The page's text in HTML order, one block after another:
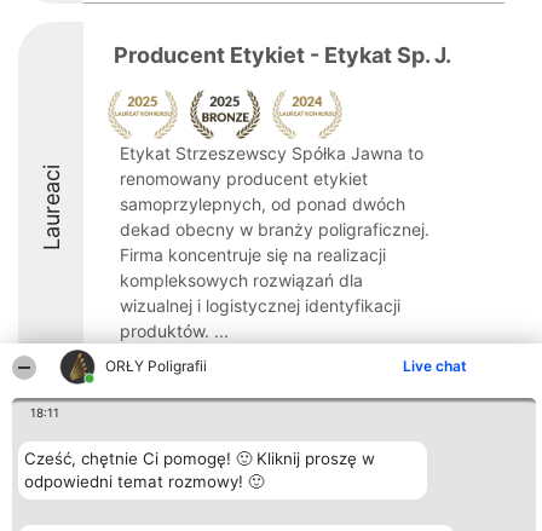
ORŁY Poligrafii Live chat
18:11
Cześć, chętnie Ci pomogę! 🙂 Kliknij proszę w
odpowiedni temat rozmowy! 🙂
Laureaci
Producent Etykiet - Etykat Sp. J.
Etykat Strzeszewscy Spółka Jawna to
renomowany producent etykiet
samoprzylepnych, od ponad dwóch
dekad obecny w branży poligraficznej.
Firma koncentruje się na realizacji
kompleksowych rozwiązań dla
wizualnej i logistycznej identyfikacji
produktów. ...
8.7
Organizator plebiscytu
Bright Side Solutions sp. z o.
o. sp. k.
Plebiscyt
Laureaci
Lista
Kontakt